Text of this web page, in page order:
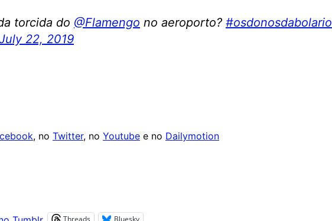
torcida do @Flamengo no aeroporto? #osdonosdabolario
22, 2019
, no Twitter, no Youtube e no Dailymotion
Threads Bluesky